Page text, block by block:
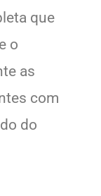
que
o
as
com
do